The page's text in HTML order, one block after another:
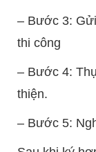
– Bước 3:
thi công
– Bước 4:
thiện.
– Bước 5: